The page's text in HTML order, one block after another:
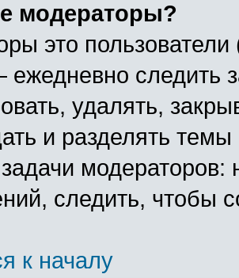
модераторы?
это
ежедневно следить
удалять,
и разделять
следить, чтобы
к началу